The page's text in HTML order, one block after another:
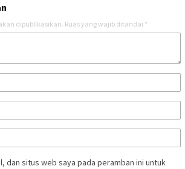
dipublikasikan. Ruas yang wajib ditandai *
dan situs web saya pada peramban ini untuk